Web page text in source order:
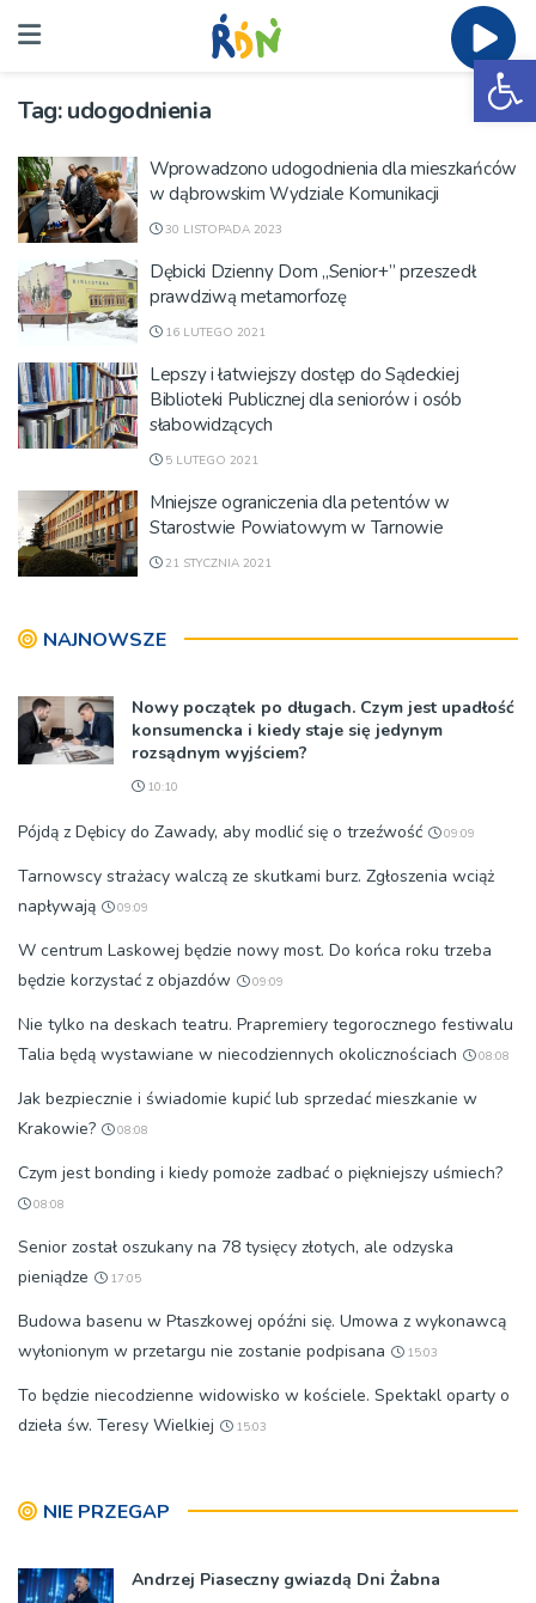
Tag:udogodnienia
Wprowadzono udogodnienia dla mieszkańców
w dąbrowskim Wydziale Komunikacji
30 LISTOPADA 2023
Dębicki Dzienny Dom „Senior+” przeszedł
prawdziwą metamorfozę
16 LUTEGO 2021
Lepszy i łatwiejszy dostęp do Sądeckiej
Biblioteki Publicznej dla seniorów i osób
słabowidzących
5 LUTEGO 2021
Mniejsze ograniczenia dla petentów w
Starostwie Powiatowym w Tarnowie
21 STYCZNIA 2021
NAJNOWSZE
Nowy początek po długach. Czym jest upadłość
konsumencka i kiedy staje się jedynym
rozsądnym wyjściem?
10:10
Pójdą z Dębicy do Zawady, aby modlić się o trzeźwość 09:09
Tarnowscy strażacy walczą ze skutkami burz. Zgłoszenia wciąż
napływają
09:09
W centrum Laskowej będzie nowy most. Do końca roku trzeba
będzie korzystać z objazdów
09:09
Nie tylko na deskach teatru. Prapremiery tegorocznego festiwalu
Talia będą wystawiane w niecodziennych okolicznościach
08:08
Jak bezpiecznie i świadomie kupić lub sprzedać mieszkanie w
Krakowie?
08:08
Czym jest bonding i kiedy pomoże zadbać o piękniejszy uśmiech?
08:08
Senior został oszukany na 78 tysięcy złotych, ale odzyska
pieniądze
17:05
Budowa basenu w Ptaszkowej opóźni się. Umowa z wykonawcą
wyłonionym w przetargu nie zostanie podpisana
15:03
To będzie niecodzienne widowisko w kościele. Spektakl oparty o
dzieła św. Teresy Wielkiej
15:03
NIE PRZEGAP
Andrzej Piaseczny gwiazdą Dni Żabna